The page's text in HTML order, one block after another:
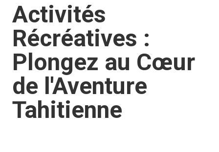
Activités
Récréatives :
Plongez au Cœur
de l'Aventure
Tahitienne